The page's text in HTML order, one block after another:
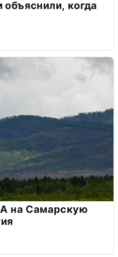
когда
на Самарскую